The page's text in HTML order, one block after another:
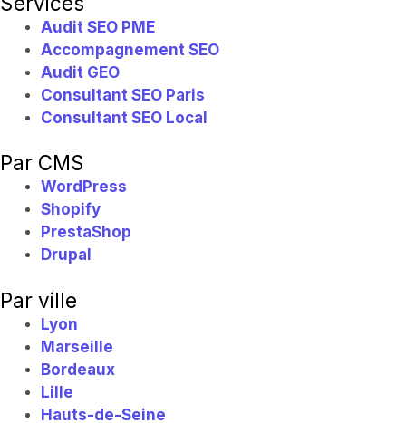
Audit SEO PME
Accompagnement SEO
Audit GEO
Consultant SEO Paris
Consultant SEO Local
Par CMS
WordPress
Shopify
PrestaShop
Drupal
Par ville
Lyon
Marseille
Bordeaux
Lille
Hauts-de-Seine